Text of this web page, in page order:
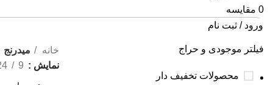
0 مقایسه
ورود / ثبت نام
فیلتر موجودی و حراج
محصولات تخفیف دار
خانه
میدرنج
نمایش
9